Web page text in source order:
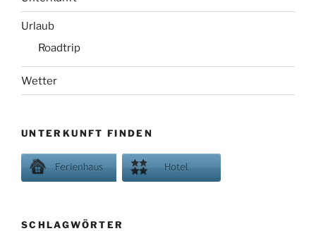
Urlaub
Roadtrip
Wetter
UNTERKUNFT FINDEN
SCHLAGWÖRTER